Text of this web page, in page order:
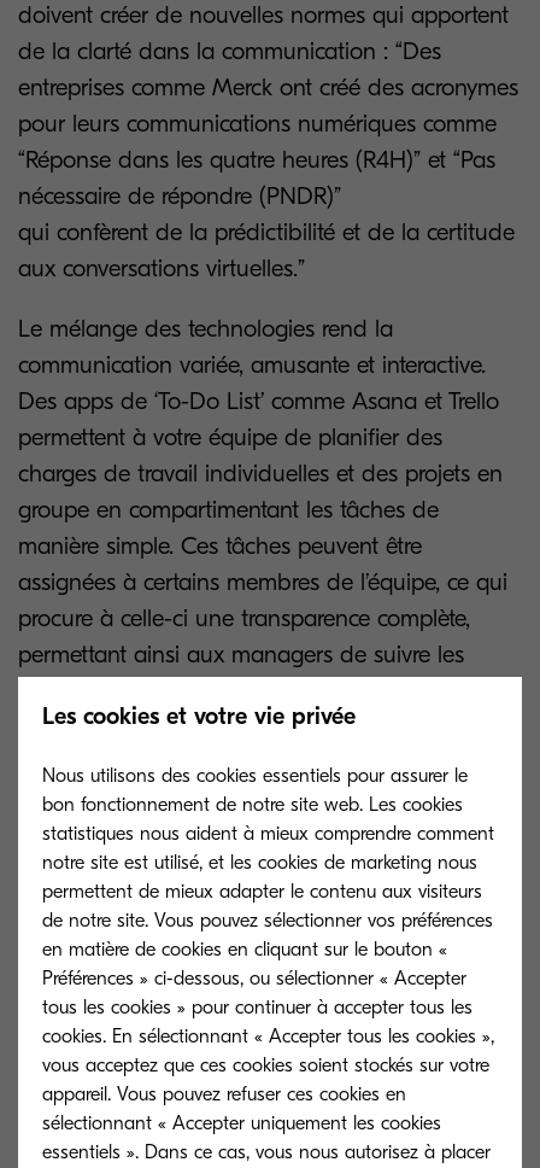
doivent créer de nouvelles normes qui apportent
de la clarté dans la communication : “Des
entreprises comme Merck ont créé des acronymes
pour leurs communications numériques comme
“Réponse dans les quatre heures (R4H)” et “Pas
nécessaire de répondre (PNDR)”
qui confèrent de la prédictibilité et de la certitude
aux conversations virtuelles.”
Le mélange des technologies rend la
communication variée, amusante et interactive.
Des apps de ‘To-Do List’ comme Asana et Trello
permettent à votre équipe de planifier des
charges de travail individuelles et des projets en
groupe en compartimentant les tâches de
manière simple. Ces tâches peuvent être
assignées à certains membres de l’équipe, ce qui
procure à celle-ci une transparence complète,
permettant ainsi aux managers de suivre les
évidence et de
prendre en considération les questions
problématiques.
Ces technologies nous encouragent à
communiquer d’une manière plus claire et
efficace, car nous prenons conscience de
l’importance de transmettre des messages clairs
lors de nos appels Zoom ou de nos chats
d’équipe. Les outils sont là pour nous rendre plus
efficaces, plus productifs, et plus heureux
dans notre travail.
Les cookies et votre vie privée
Nous utilisons des cookies essentiels pour assurer le
bon fonctionnement de notre site web. Les cookies
statistiques nous aident à mieux comprendre comment
notre site est utilisé, et les cookies de marketing nous
permettent de mieux adapter le contenu aux visiteurs
de notre site. Vous pouvez sélectionner vos préférences
en matière de cookies en cliquant sur le bouton «
Préférences » ci-dessous, ou sélectionner « Accepter
tous les cookies » pour continuer à accepter tous les
cookies. En sélectionnant « Accepter tous les cookies »,
vous acceptez que ces cookies soient stockés sur votre
appareil. Vous pouvez refuser ces cookies en
sélectionnant « Accepter uniquement les cookies
essentiels ». Dans ce cas, vous nous autorisez à placer